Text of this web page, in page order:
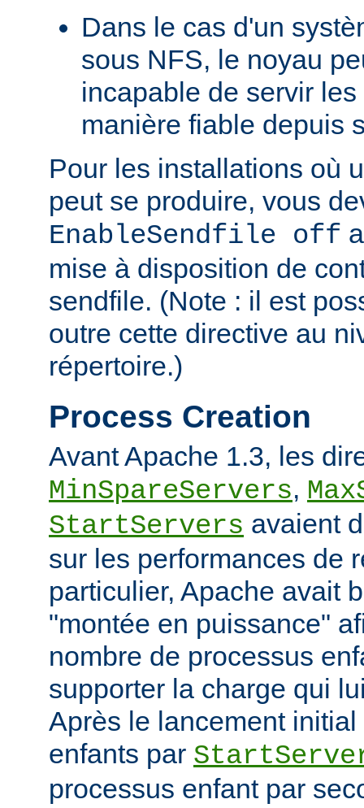
Dans le cas d'un
sous NFS, le noyau
incapable de servir
manière fiable depuis
Pour les installations où
peut se produire, vous
EnableSendfile off
mise à disposition de
sendfile. (Note : il est
outre cette directive au
répertoire.)
Process Creation
Avant Apache 1.3, les
MinSpareServers,
StartServers avaient
sur les performances de
particulier, Apache avait
"montée en puissance"
nombre de processus
supporter la charge qui
Après le lancement
enfants par
processus enfant par